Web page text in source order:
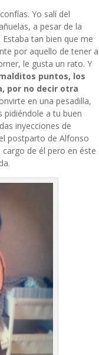
Yo salí del
a pesar de la
tan bien que me
por aquello de tener a
le gusta un rato. Y
puntos, los
por no decir otra
en una pesadilla,
pidiéndole a tu buen
inyecciones de
postparto de Alfonso
de él pero en éste